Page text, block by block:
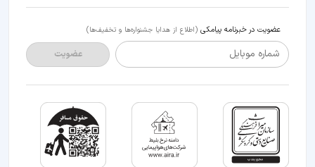
عضویت در خبرنامه پیامکی (اطلاع از هدایا جشنواره‌ها و تخفیف‌ها)
شماره موبایل عضویت